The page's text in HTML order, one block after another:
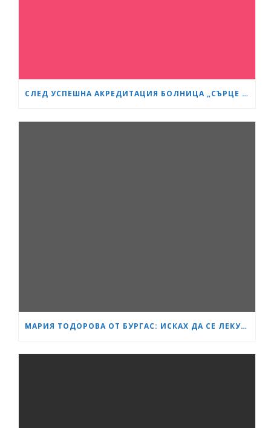
СЛЕД УСПЕШНА АКРЕДИТАЦИЯ БОЛНИЦА „СЪРЦЕ И МОЗЪК“ СТАНА GESEA DIPLOMA CENTER
МАРИЯ ТОДОРОВА ОТ БУРГАС: ИСКАХ ДА СЕ ЛЕКУВАМ ПРИ ЛЕКАРЯ, НА КОГОТО ВЯРВАМ, НО АДМИНИСТРАТИВНО ЗАБАВЯНЕ НЕ МИ ПОЗВОЛИ